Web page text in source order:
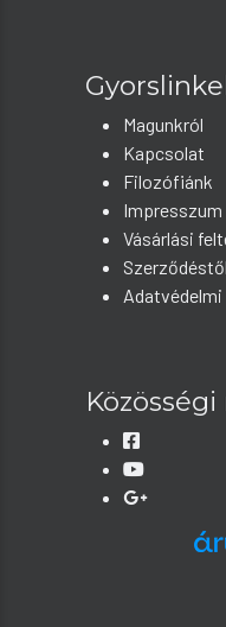
Magunkról
Kapcsolat
Filozófiánk
Impresszum
Vásárlási